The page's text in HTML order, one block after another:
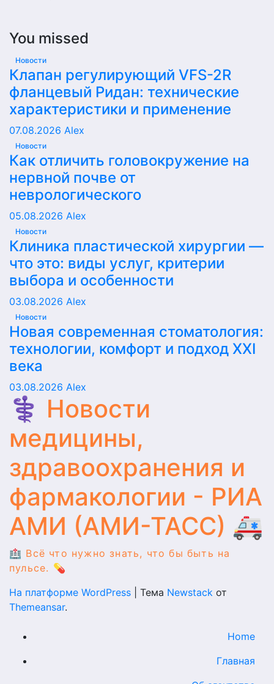
You missed
Новости
Клапан регулирующий VFS-2R
фланцевый Ридан: технические
характеристики и применение
07.08.2026 Alex
Новости
Как отличить головокружение на
нервной почве от
неврологического
05.08.2026 Alex
Новости
Клиника пластической хирургии —
что это: виды услуг, критерии
выбора и особенности
03.08.2026 Alex
Новости
Новая современная стоматология:
технологии, комфорт и подход XXI
века
03.08.2026 Alex
⚕️ Новости
медицины,
здравоохранения и
фармакологии - РИА
АМИ (АМИ-ТАСС) 🚑
🏥 Всё что нужно знать, что бы быть на
пульсе. 💊
На платформе WordPress
Тема Newstack от
Themeansar.
Home
Главная